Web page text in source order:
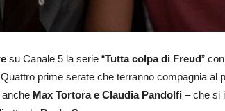
su Canale 5 la serie “Tutta colpa di Freud”
Quattro prime serate che terranno compagnia al
Max Tortora e Claudia Pandolfi – che si